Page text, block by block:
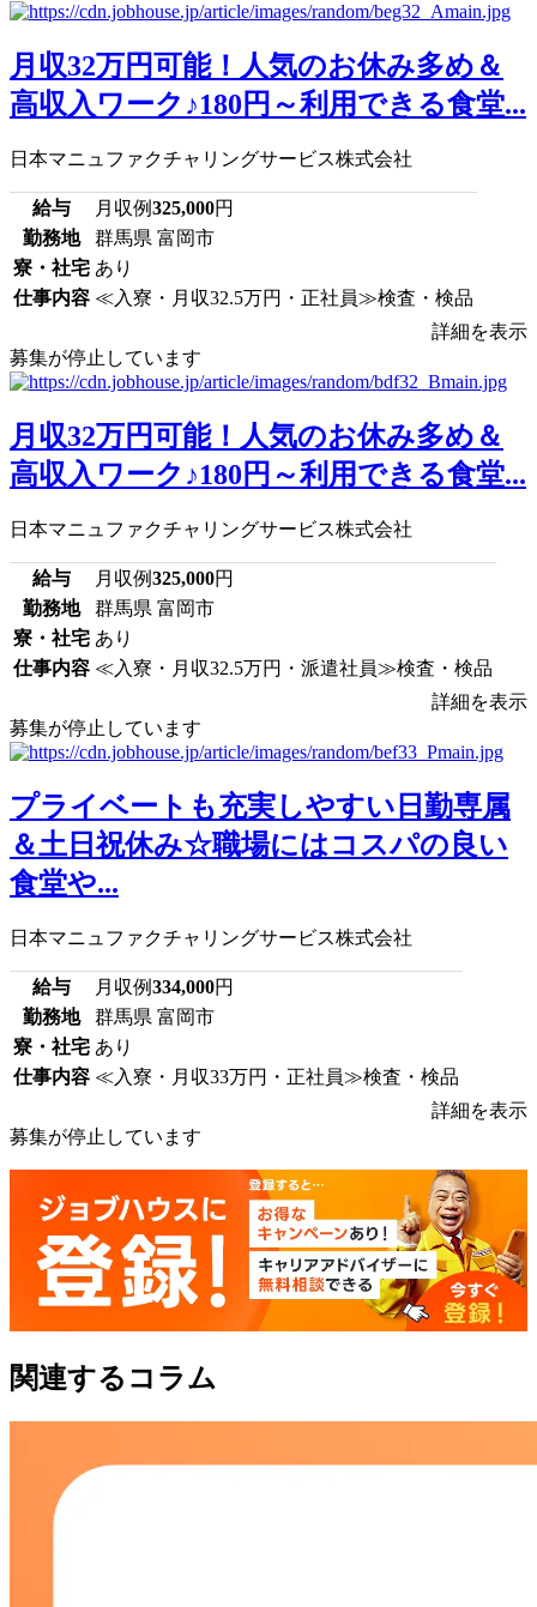
月収32万円可能！人気のお休み多め＆
高収入ワーク♪180円～利用できる食堂...
日本マニュファクチャリングサービス株式会社
給与 月収例325,000円
勤務地
群馬県 富岡市
寮・社宅 あり
仕事内容 ≪入寮・月収32.5万円・正社員≫検査・検品
詳細を表示
募集が停止しています
月収32万円可能！人気のお休み多め＆
高収入ワーク♪180円～利用できる食堂...
日本マニュファクチャリングサービス株式会社
給与 月収例325,000円
勤務地
群馬県 富岡市
寮・社宅 あり
仕事内容 ≪入寮・月収32.5万円・派遣社員≫検査・検品
詳細を表示
募集が停止しています
プライベートも充実しやすい日勤専属
＆土日祝休み☆職場にはコスパの良い
食堂や...
日本マニュファクチャリングサービス株式会社
給与 月収例334,000円
勤務地
群馬県 富岡市
寮・社宅 あり
仕事内容 ≪入寮・月収33万円・正社員≫検査・検品
詳細を表示
募集が停止しています
関連するコラム